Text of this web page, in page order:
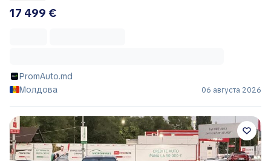
17 499 €
PromAuto.md
Молдова
06 августа 2026